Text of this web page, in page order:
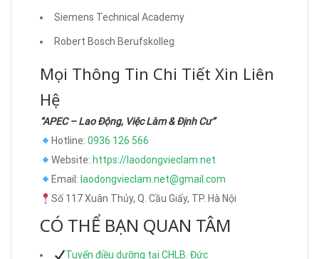
Siemens Technical Academy
Robert Bosch Berufskolleg
Mọi Thông Tin Chi Tiết Xin Liên
Hệ
“APEC – Lao Động, Việc Làm & Định Cư”
Hotline: 0936 126 566
Website: https://laodongvieclam.net
Email: laodongvieclam.net@gmail.com
Số 117 Xuân Thủy, Q. Cầu Giấy, TP. Hà Nội
CÓ THỂ BẠN QUAN TÂM
Tuyển điều dưỡng tại CHLB. Đức